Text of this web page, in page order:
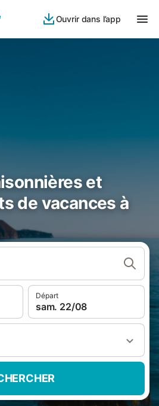
Ouvrir dans l’app
et
de vacances à
Départ
sam. 22/08